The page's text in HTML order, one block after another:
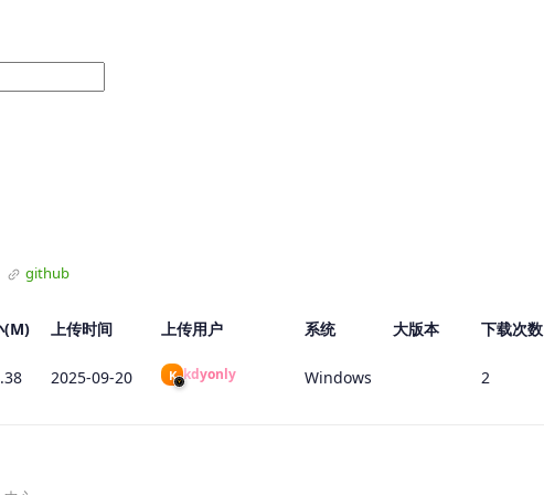
github
(M) 上传时间 上传用户 系统 大版本 下载次数
2025-09-20 K kdyonly Windows 2